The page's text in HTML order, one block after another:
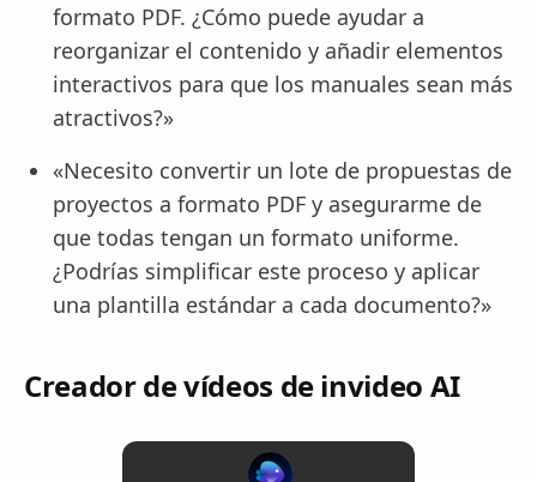
formato PDF. ¿Cómo puede ayudar a
reorganizar el contenido y añadir elementos
interactivos para que los manuales sean más
atractivos?»
«Necesito convertir un lote de propuestas de
proyectos a formato PDF y asegurarme de
que todas tengan un formato uniforme.
¿Podrías simplificar este proceso y aplicar
una plantilla estándar a cada documento?»
Creador de vídeos de invideo AI